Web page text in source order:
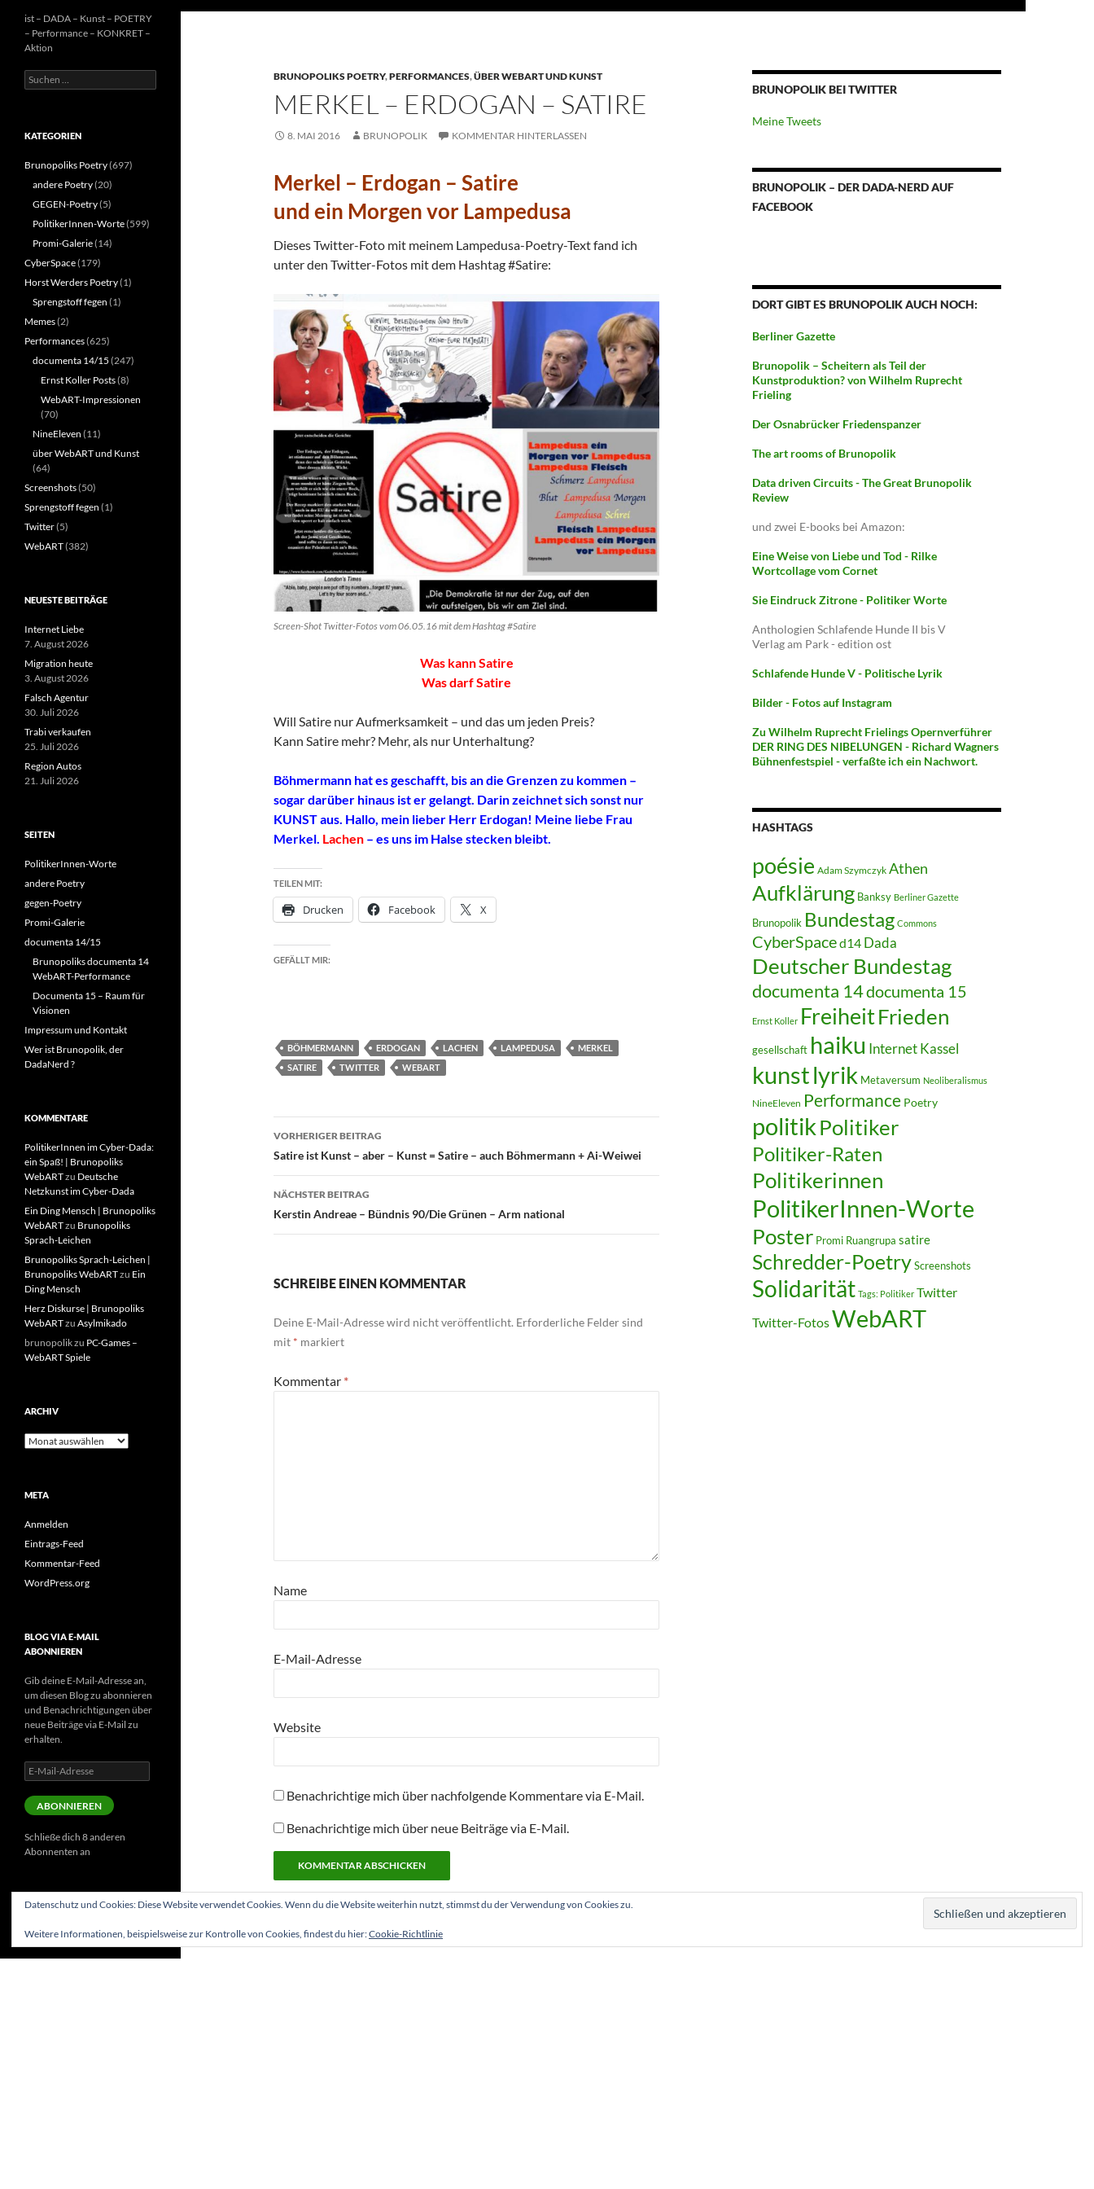
BRUNOPOLIKS POETRY,PERFORMANCES,ÜBER WEBART UND KUNST
MERKEL – ERDOGAN – SATIRE
8. MAI 2016 BRUNOPOLIK KOMMENTAR HINTERLASSEN
Merkel – Erdogan – Satire
und ein Morgen vor Lampedusa
Dieses Twitter-Foto mit meinem Lampedusa-Poetry-Text fand ich
unter den Twitter-Fotos mit dem Hashtag #Satire:
Screen-Shot Twitter-Fotos vom 06.05.16 mit dem Hashtag #Satire
Was kann Satire
Was darf Satire
Will Satire nur Aufmerksamkeit – und das um jeden Preis?
Kann Satire mehr? Mehr, als nur Unterhaltung?
Böhmermann hat es geschafft, bis an die Grenzen zu kommen –
sogar darüber hinaus ist er gelangt. Darin zeichnet sich sonst nur
KUNST aus. Hallo, mein lieber Herr Erdogan! Meine liebe Frau
Merkel. Lachen – es uns im Halse stecken bleibt.
TEILEN MIT:
Drucken Facebook X
GEFÄLLT MIR:
BÖHMERMANN ERDOGAN LACHEN LAMPEDUSA
MERKEL
SATIRE
TWITTER WEBART
Beitragsnavigation
VORHERIGER BEITRAG
Satire ist Kunst – aber – Kunst = Satire – auch Böhmermann + Ai-Weiwei
NÄCHSTER BEITRAG
Kerstin Andreae – Bündnis 90/Die Grünen – Arm national
SCHREIBE EINEN KOMMENTAR
Deine E-Mail-Adresse wird nicht veröffentlicht. Erforderliche Felder sind
mit * markiert
Kommentar *
Name
E-Mail-Adresse
Website
Benachrichtige mich über nachfolgende Kommentare via E-Mail.
Benachrichtige mich über neue Beiträge via E-Mail.
BRUNOPOLIK BEI TWITTER
Meine Tweets
BRUNOPOLIK – DER DADA-NERD AUF
FACEBOOK
DORT GIBT ES BRUNOPOLIK AUCH NOCH:
Berliner Gazette
Brunopolik – Scheitern als Teil der
Kunstproduktion? von Wilhelm Ruprecht
Frieling
Der Osnabrücker Friedenspanzer
The art rooms of Brunopolik
Data driven Circuits - The Great Brunopolik
Review
und zwei E-books bei Amazon:
Eine Weise von Liebe und Tod - Rilke
Wortcollage vom Cornet
Sie Eindruck Zitrone - Politiker Worte
Anthologien Schlafende Hunde II bis V
Verlag am Park - edition ost
Schlafende Hunde V - Politische Lyrik
Bilder - Fotos auf Instagram
Zu Wilhelm Ruprecht Frielings Opernverführer
DER RING DES NIBELUNGEN - Richard Wagners
Bühnenfestspiel - verfaßte ich ein Nachwort.
HASHTAGS
poésie Adam Szymczyk Athen
Aufklärung Banksy Berliner Gazette
Brunopolik Bundestag Commons
CyberSpaced14 Dada
Deutscher Bundestag
documenta 14documenta 15
Ernst Koller FreiheitFrieden
gesellschaft haiku InternetKassel
kunstlyrik Metaversum Neoliberalismus
NineEleven Performance Poetry
politikPolitiker
Politiker-Raten
Politikerinnen
PolitikerInnen-Worte
Poster Promi Ruangrupa satire
Schredder-PoetryScreenshots
Solidarität Tags: Politiker Twitter
Twitter-FotosWebART
ist – DADA – Kunst – POETRY
– Performance – KONKRET –
Aktion
Suchen
nach:
KATEGORIEN
Brunopoliks Poetry(697)
andere Poetry(20)
GEGEN-Poetry(5)
PolitikerInnen-Worte(599)
Promi-Galerie(14)
CyberSpace(179)
Horst Werders Poetry(1)
Sprengstoff fegen (1)
Memes(2)
Performances(625)
documenta 14/15 (247)
Ernst Koller Posts(8)
WebART-Impressionen
(70)
NineEleven (11)
über WebART und Kunst
(64)
Screenshots(50)
Sprengstoff fegen (1)
Twitter(5)
WebART(382)
NEUESTE BEITRÄGE
Internet Liebe
7. August 2026
Migration heute
3. August 2026
Falsch Agentur
30. Juli 2026
Trabi verkaufen
25. Juli 2026
Region Autos
21. Juli 2026
SEITEN
PolitikerInnen-Worte
andere Poetry
gegen-Poetry
Promi-Galerie
documenta 14/15
Brunopoliks documenta 14
WebART-Performance
Documenta 15 – Raum für
Visionen
Impressum und Kontakt
Wer ist Brunopolik, der
DadaNerd ?
KOMMENTARE
PolitikerInnen im Cyber-Dada:
ein Spaß! | Brunopoliks
WebARTzu Deutsche
Netzkunst im Cyber-Dada
Ein Ding Mensch | Brunopoliks
WebARTzu Brunopoliks
Sprach-Leichen
Brunopoliks Sprach-Leichen |
Brunopoliks WebARTzu Ein
Ding Mensch
Herz Diskurse | Brunopoliks
WebARTzu Asylmikado
brunopolikzu PC-Games –
WebART Spiele
ARCHIV
Archiv
META
Anmelden
Eintrags-Feed
Kommentar-Feed
WordPress.org
BLOG VIA E-MAIL
ABONNIEREN
Gib deine E-Mail-Adresse an,
um diesen Blog zu abonnieren
und Benachrichtigungen über
neue Beiträge via E-Mail zu
erhalten.
E-
Mail-
Adresse
ABONNIEREN
Schließe dich 8 anderen
Abonnenten an
Datenschutz und Cookies: Diese Website verwendet Cookies. Wenn du die Website weiterhin nutzt, stimmst du der Verwendung von Cookies zu.
Weitere Informationen, beispielsweise zur Kontrolle von Cookies, findest du hier:Cookie-Richtlinie